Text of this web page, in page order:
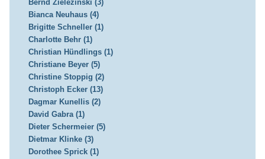
Bernd Zielezinski (3)
Bianca Neuhaus (4)
Brigitte Schneller (1)
Charlotte Behr (1)
Christian Hündlings (1)
Christiane Beyer (5)
Christine Stoppig (2)
Christoph Ecker (13)
Dagmar Kunellis (2)
David Gabra (1)
Dieter Schermeier (5)
Dietmar Klinke (3)
Dorothee Sprick (1)